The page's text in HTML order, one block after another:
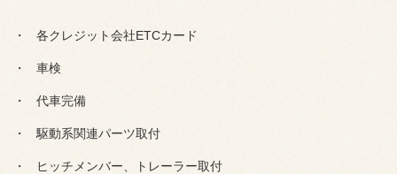
各クレジット会社ETCカード
車検
代車完備
駆動系関連パーツ取付
ヒッチメンバー、トレーラー取付